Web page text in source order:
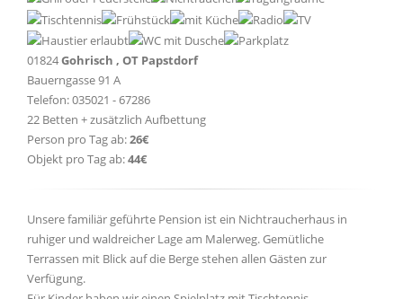
01824Gohrisch , OT Papstdorf
Bauerngasse 91 A
Telefon: 035021 - 67286
22 Betten + zusätzlich Aufbettung
Person pro Tag ab:26€
Objekt pro Tag ab:44€
Unsere familiär geführte Pension ist ein Nichtraucherhaus in
ruhiger und waldreicher Lage am Malerweg. Gemütliche
Terrassen mit Blick auf die Berge stehen allen Gästen zur
Verfügung.